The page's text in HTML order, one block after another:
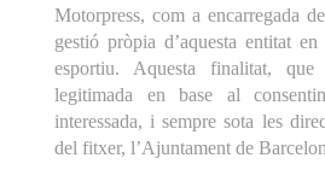
Motorpress, com a encarregada
gestió pròpia d’aquesta entitat en
esportiu. Aquesta finalitat, que
legitimada en base al
interessada, i sempre sota les
del fitxer, l’Ajuntament de